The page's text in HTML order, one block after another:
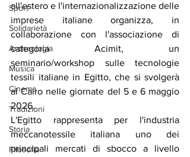
Sport
Solidarietà
Archeologia
Musica
Cinema
Tradizioni
Storia
Filosofia
all'estero e l'internazionalizzazione delle
imprese italiane organizza, in
collaborazione con l'associazione di
categoria Acimit, un
seminario/workshop sulle tecnologie
tessili italiane in Egitto, che si svolgerà
al Cairo nelle giornate del 5 e 6 maggio
2026.
L'Egitto rappresenta per l'industria
meccanotessile italiana uno dei
principali mercati di sbocco a livello